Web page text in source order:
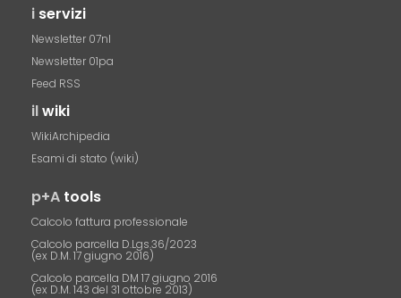
i servizi
Newsletter 07nl
Newsletter 01pa
Feed RSS
ilwiki
WikiArchipedia
Esami di stato (wiki)
p+A tools
Calcolo fattura professionale
Calcolo parcella D.Lgs.36/2023
(ex D.M. 17 giugno 2016)
Calcolo parcella DM 17 giugno 2016
(ex D.M. 143 del 31 ottobre 2013)